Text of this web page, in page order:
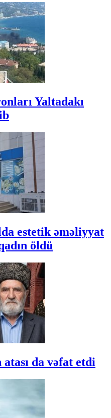
Yaltadakı
estetik əməliyyat
öldü
atası da vəfat etdi